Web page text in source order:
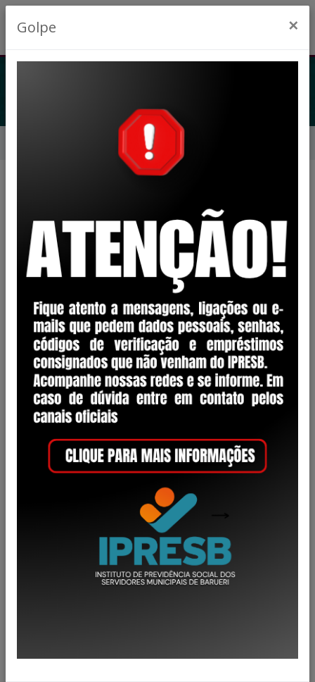
STATUS:
ANO:2012
Categoria
Decreto
Golpe ×